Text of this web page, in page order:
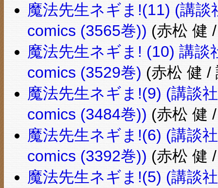
魔法先生ネギま!(11) (講
comics (3565巻)) (赤松 健
魔法先生ネギま! (10) 講
comics (3529巻) (赤松 健 /
魔法先生ネギま!(9) (講談
comics (3484巻)) (赤松 健
魔法先生ネギま!(6) (講談
comics (3392巻)) (赤松 健
魔法先生ネギま!(5) (講談